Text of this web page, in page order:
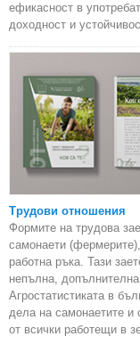
ефикасност в
доходност и
Трудови отношения
Формите на трудова
самонаети
работна ръка. Тази
непълна,
Агростатистиката в
дела на самонаетите и
от всички работещи в